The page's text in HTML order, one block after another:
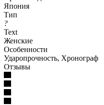
Япония
Тип
?
Text
Женские
Особенности
Ударопрочность, Хронограф
Отзывы